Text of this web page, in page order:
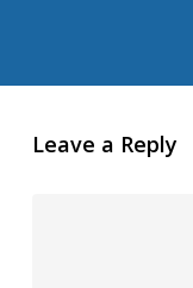
Leave a Reply